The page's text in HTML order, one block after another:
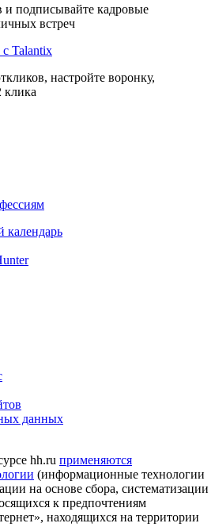
и подписывайте кадровые
встреч
с Talantix
настройте воронку,
клика
календарь
данных
hh.ru применяются
(информационные технологии
на основе сбора, систематизации
к предпочтениям
находящихся на территории